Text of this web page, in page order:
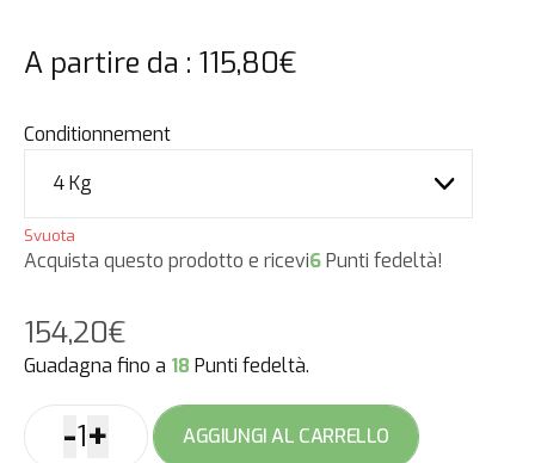
A partire da : 115,80€
Conditionnement
Svuota
Acquista questo prodotto e ricevi6Punti fedeltà!
154,20€
Guadagna fino a 18 Punti fedeltà.
Digestvit
-1+ AGGIUNGI AL CARRELLO